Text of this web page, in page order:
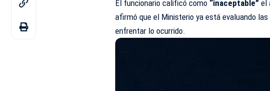
El funcionario calificó como “inaceptable” el
afirmó que el Ministerio ya está evaluando
enfrentar lo ocurrido.